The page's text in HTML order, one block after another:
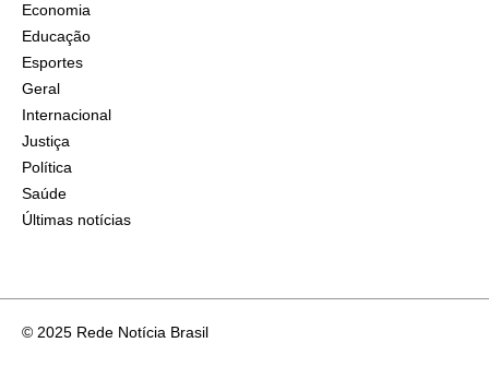
Economia
Educação
Esportes
Geral
Internacional
Justiça
Política
Saúde
Últimas notícias
© 2025 Rede Notícia Brasil